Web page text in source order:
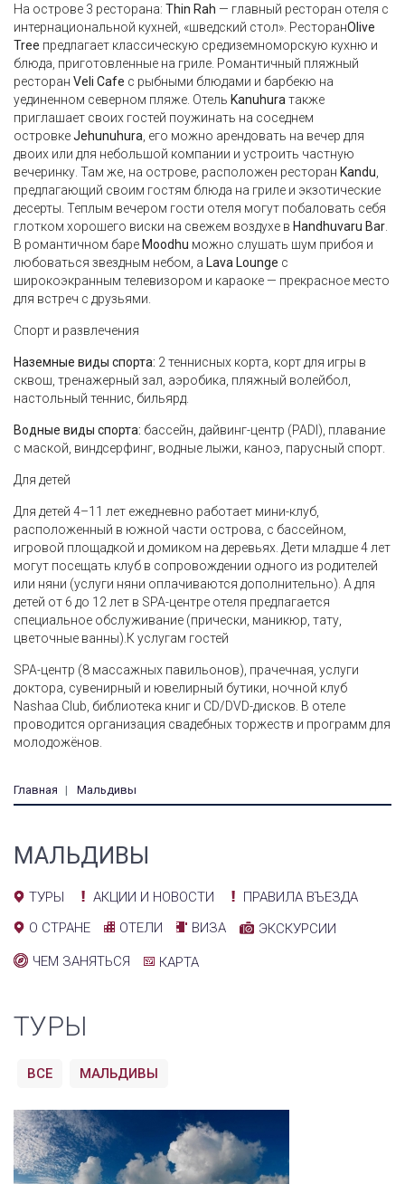
На острове 3 ресторана: Thin Rah — главный ресторан отеля с
интернациональной кухней, «шведский стол». РесторанOlive
Tree предлагает классическую средиземноморскую кухню и
блюда, приготовленные на гриле. Романтичный пляжный
ресторан Veli Cafe с рыбными блюдами и барбекю на
уединенном северном пляже. Отель Kanuhura также
приглашает своих гостей поужинать на соседнем
островкеJehunuhura , его можно арендовать на вечер для
двоих или для небольшой компании и устроить частную
вечеринку. Там же, на острове, расположен ресторан Kandu
предлагающий своим гостям блюда на гриле и экзотические
десерты. Теплым вечером гости отеля могут побаловать себя
глотком хорошего виски на свежем воздухе в Handhuvaru Bar
В романтичном баре Moodhu можно слушать шум прибоя и
любоваться звездным небом, а Lava Lounge с
широкоэкранным телевизором и караоке — прекрасное место
для встреч с друзьями.
Спорт и развлечения
Наземные виды спорта: 2 теннисных корта, корт для игры в
сквош, тренажерный зал, аэробика, пляжный волейбол,
настольный теннис, бильярд.
Водные виды спорта: бассейн, дайвинг-центр (PADI), плавание
с маской, виндсерфинг, водные лыжи, каноэ, парусный спорт.
Для детей
Для детей 4–11 лет ежедневно работает мини-клуб,
расположенный в южной части острова, с бассейном,
игровой площадкой и домиком на деревьях. Дети младше 4 лет
могут посещать клуб в сопровождении одного из родителей
или няни (услуги няни оплачиваются дополнительно). А для
детей от 6 до 12 лет в SPA-центре отеля предлагается
специальное обслуживание (прически, маникюр, тату,
цветочные ванны).К услугам гостей
SPA-центр (8 массажных павильонов), прачечная, услуги
доктора, сувенирный и ювелирный бутики, ночной клуб
Nashaa Club, библиотека книг и CD/DVD-дисков. В отеле
проводится организация свадебных торжеств и программ для
молодожёнов.
Главная Мальдивы
МАЛЬДИВЫ
ТУРЫ АКЦИИ И НОВОСТИ
ПРАВИЛА ВЪЕЗДА
О СТРАНЕ
ОТЕЛИ ВИЗА
ЭКСКУРСИИ
ЧЕМ ЗАНЯТЬСЯ
КАРТА
ТУРЫ
ВСЕ МАЛЬДИВЫ